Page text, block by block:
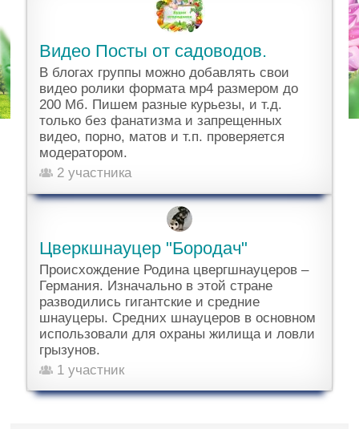
Видео Посты от садоводов.
В блогах группы можно добавлять свои
видео ролики формата мр4 размером до
200 Мб. Пишем разные курьезы, и т.д.
только без фанатизма и запрещенных
видео, порно, матов и т.п. проверяется
модератором.
2 участника
Цверкшнауцер "Бородач"
Происхождение Родина цвергшнауцеров –
Германия. Изначально в этой стране
разводились гигантские и средние
шнауцеры. Средних шнауцеров в основном
использовали для охраны жилища и ловли
грызунов.
1 участник